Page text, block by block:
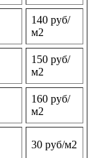
140 руб/
м2
150 руб/
м2
160 руб/
м2
30 руб/м2